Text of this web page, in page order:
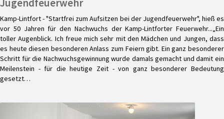
Kamp-Lintfort - "Startfrei zum Aufsitzen bei der Jugendfeuerwehr", hieß es
vor 50 Jahren für den Nachwuchs der Kamp-Lintforter Feuerwehr...„Ein
toller Augenblick. Ich freue mich sehr mit den Mädchen und Jungen, dass
es heute diesen besonderen Anlass zum Feiern gibt. Ein ganz besonderer
Schritt für die Nachwuchsgewinnung wurde damals gemacht und damit ein
Meilenstein - für die heutige Zeit - von ganz besonderer Bedeutung
gesetzt…